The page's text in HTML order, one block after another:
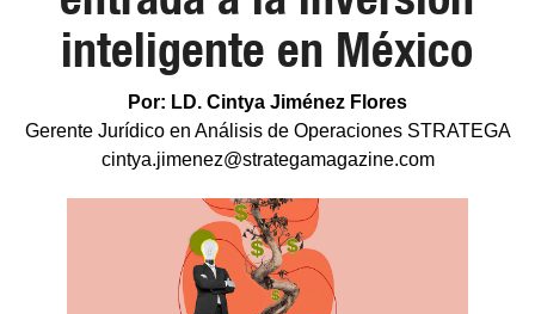
inteligente en México
Por: LD. Cintya Jiménez Flores
Gerente Jurídico en Análisis de Operaciones STRATEGA
cintya.jimenez@strategamagazine.com